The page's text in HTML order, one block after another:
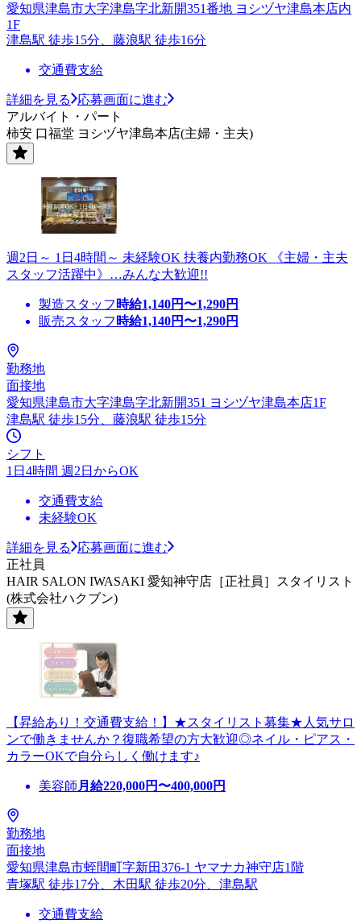
愛知県津島市大字津島字北新開351番地 ヨシヅヤ津島本店内
1F
津島駅 徒歩15分、藤浪駅 徒歩16分
交通費支給
詳細を見る
応募画面に進む
アルバイト・パート
柿安 口福堂 ヨシヅヤ津島本店(主婦・主夫)
週2日～ 1日4時間～ 未経験OK 扶養内勤務OK 《主婦・主夫
スタッフ活躍中》…みんな大歓迎!!
製造スタッフ 時給1,140円〜1,290円
販売スタッフ 時給1,140円〜1,290円
勤務地
面接地
愛知県津島市大字津島字北新開351 ヨシヅヤ津島本店1F
津島駅 徒歩15分、藤浪駅 徒歩15分
シフト
1日4時間 週2日からOK
交通費支給
未経験OK
詳細を見る
応募画面に進む
正社員
HAIR SALON IWASAKI 愛知神守店［正社員］スタイリスト
(株式会社ハクブン)
【昇給あり！交通費支給！】★スタイリスト募集★人気サロ
ンで働きませんか？復職希望の方大歓迎◎ネイル・ピアス・
カラーOKで自分らしく働けます♪
美容師 月給220,000円〜400,000円
勤務地
面接地
愛知県津島市蛭間町字新田376-1 ヤマナカ神守店1階
青塚駅 徒歩17分、木田駅 徒歩20分、津島駅
交通費支給